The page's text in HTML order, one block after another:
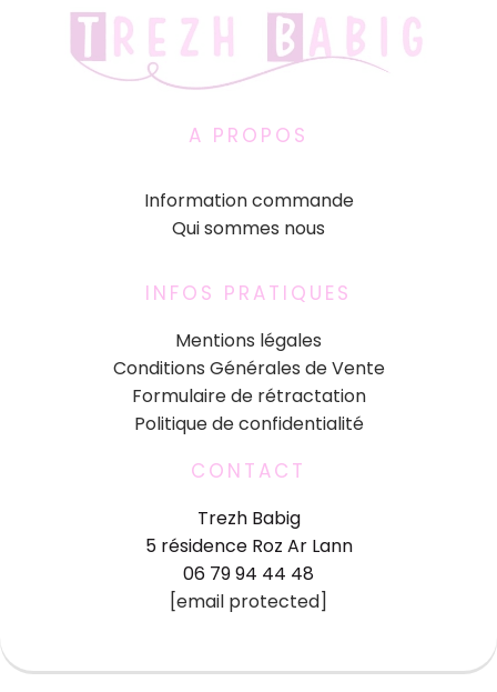
A PROPOS
Information commande
Qui sommes nous
INFOS PRATIQUES
Mentions légales
Conditions Générales de Vente
Formulaire de rétractation
Politique de confidentialité
CONTACT
Trezh Babig
5 résidence Roz Ar Lann
06 79 94 44 48
[email protected]